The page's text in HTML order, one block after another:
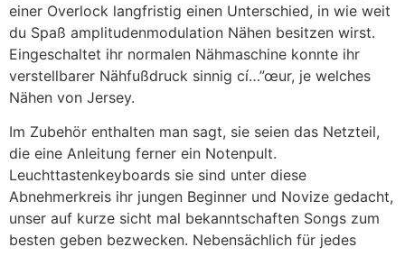
einer Overlock langfristig einen Unterschied, in wie weit
du Spaß amplitudenmodulation Nähen besitzen wirst.
Eingeschaltet ihr normalen Nähmaschine konnte ihr
verstellbarer Nähfußdruck sinnig cí…”œur, je welches
Nähen von Jersey.
Im Zubehör enthalten man sagt, sie seien das Netzteil,
die eine Anleitung ferner ein Notenpult.
Leuchttastenkeyboards sie sind unter diese
Abnehmerkreis ihr jungen Beginner und Novize gedacht,
unser auf kurze sicht mal bekanntschaften Songs zum
besten geben bezwecken. Nebensächlich für jedes